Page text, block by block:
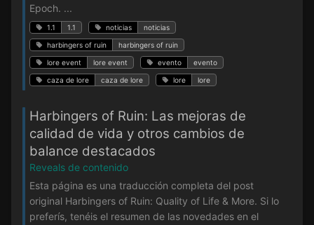
Epoch. ...
1.1 1.1 noticias noticias
harbingers of ruin harbingers of ruin
lore event lore event evento evento
caza de lore caza de lore lore lore
Harbingers of Ruin: Las mejoras de
calidad de vida y otros cambios de
balance destacados
Reveals de contenido
Esta página es una traducción completa del post
original Harbingers of Ruin: Quality of Life & More. Si lo
preferís, tenéis el resumen de las novedades en el